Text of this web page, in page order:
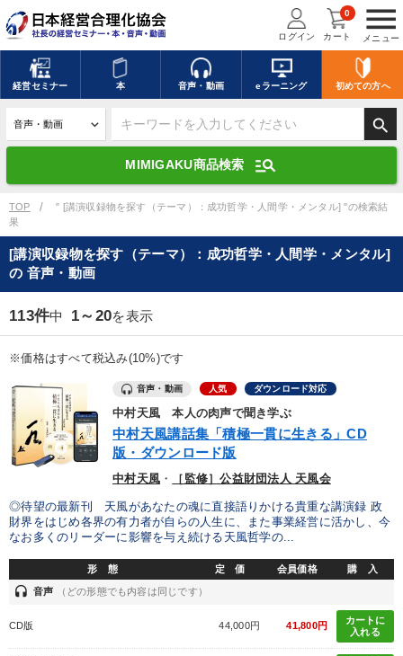
menu
メニュー
ログイン カート
0
経営セミナー 本 音声・動画 eラーニング 初めての方へ
search
MIMIGAKU商品検索 manage_search
キーワードを入力して探す
デジタル版対応のみ検索結果に表示する
search 上記の条件で検索
mic 講演収録物を探す
ます
カテゴリー
優秀各社の智恵と戦略 事業家のロマンと経営
若手異才経営者の発想 専門家のアドバイス
テーマ
売上直結の営業力や販売力を獲得する
「利上げ時代の最新・銀行対策」＋「不動産市況予測」＋「市場
TOP
" [講演収録物を探す（テーマ）：成功哲学・人間学・メンタル] "の検索結
果
[講演収録物を探す（テーマ）：成功哲学・人間学・メンタル]
の 音声・動画
113件中 1～20を表示
※価格はすべて税込み(10%)です
音声・動画 人気 ダウンロード対応
中村天風 本人の肉声で聞き学ぶ
中村天風講話集「積極一貫に生きる」CD
版・ダウンロード版
中村天風 ・ ［監修］公益財団法人 天風会
◎待望の最新刊 天風があなたの魂に直接語りかける貴重な講演録 政
財界をはじめ各界の有力者が自らの人生に、また事業経営に活かし、今
なお多くのリーダーに影響を与え続ける天風哲学の...
形 態 定 価 会員価格 購 入
headset 音声 （どの形態でも内容は同じです）
CD版 44,000円 41,800円
カートに
入れる